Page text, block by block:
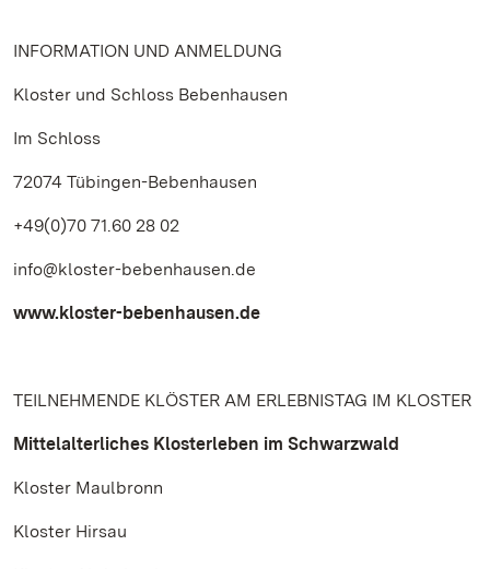
INFORMATION UND ANMELDUNG
Kloster und Schloss Bebenhausen
Im Schloss
72074 Tübingen-Bebenhausen
+49(0)70 71.60 28 02
info@kloster-bebenhausen.de
www.kloster-bebenhausen.de
TEILNEHMENDE KLÖSTER AM ERLEBNISTAG IM KLOSTER
Mittelalterliches Klosterleben im Schwarzwald
Kloster Maulbronn
Kloster Hirsau